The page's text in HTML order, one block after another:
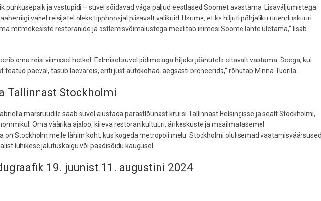
puhkusepaik ja vastupidi – suvel sõidavad väga paljud eestlased Soomet avastama. Lisaväljumistega
vahel reisijatel oleks tipphooajal piisavalt valikuid. Usume, et ka hiljuti põhjaliku uuenduskuuri
mitmekesiste restoranide ja ostlemisvõimalustega meelitab inimesi Soome lahte ületama,“ lisab
oma reisi viimasel hetkel. Eelmisel suvel pidime aga hiljaks jäänutele eitavalt vastama. Seega, kui
teatud päeval, tasub laevareis, eriti just autokohad, aegsasti broneerida,“ rõhutab Minna Tuorila.
Tallinnast Stockholmi
marsruudile saab suvel alustada pärastlõunast kruiisi Tallinnast Helsingisse ja sealt Stockholmi,
Oma väärika ajaloo, kireva restoranikultuuri, ärikeskuste ja maailmatasemel
on Stockholm meile lähim koht, kus kogeda metropoli melu. Stockholmi olulisemad vaatamisväärsused
lühikese jalutuskäigu või paadisõidu kaugusel.
19. juunist 11. augustini 2024